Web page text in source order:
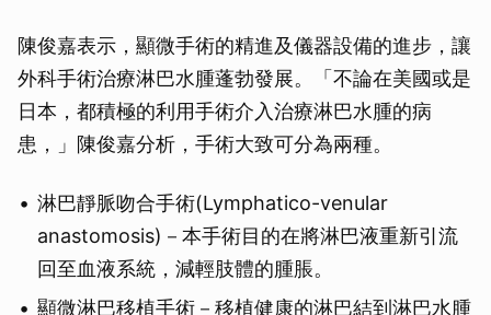
陳俊嘉表示，顯微手術的精進及儀器設備的進步，讓
外科手術治療淋巴水腫蓬勃發展。「不論在美國或是
日本，都積極的利用手術介入治療淋巴水腫的病
患，」陳俊嘉分析，手術大致可分為兩種。
淋巴靜脈吻合手術(Lymphatico-venular
anastomosis)－本手術目的在將淋巴液重新引流
回至血液系統，減輕肢體的腫脹。
顯微淋巴移植手術－移植健康的淋巴結到淋巴水腫